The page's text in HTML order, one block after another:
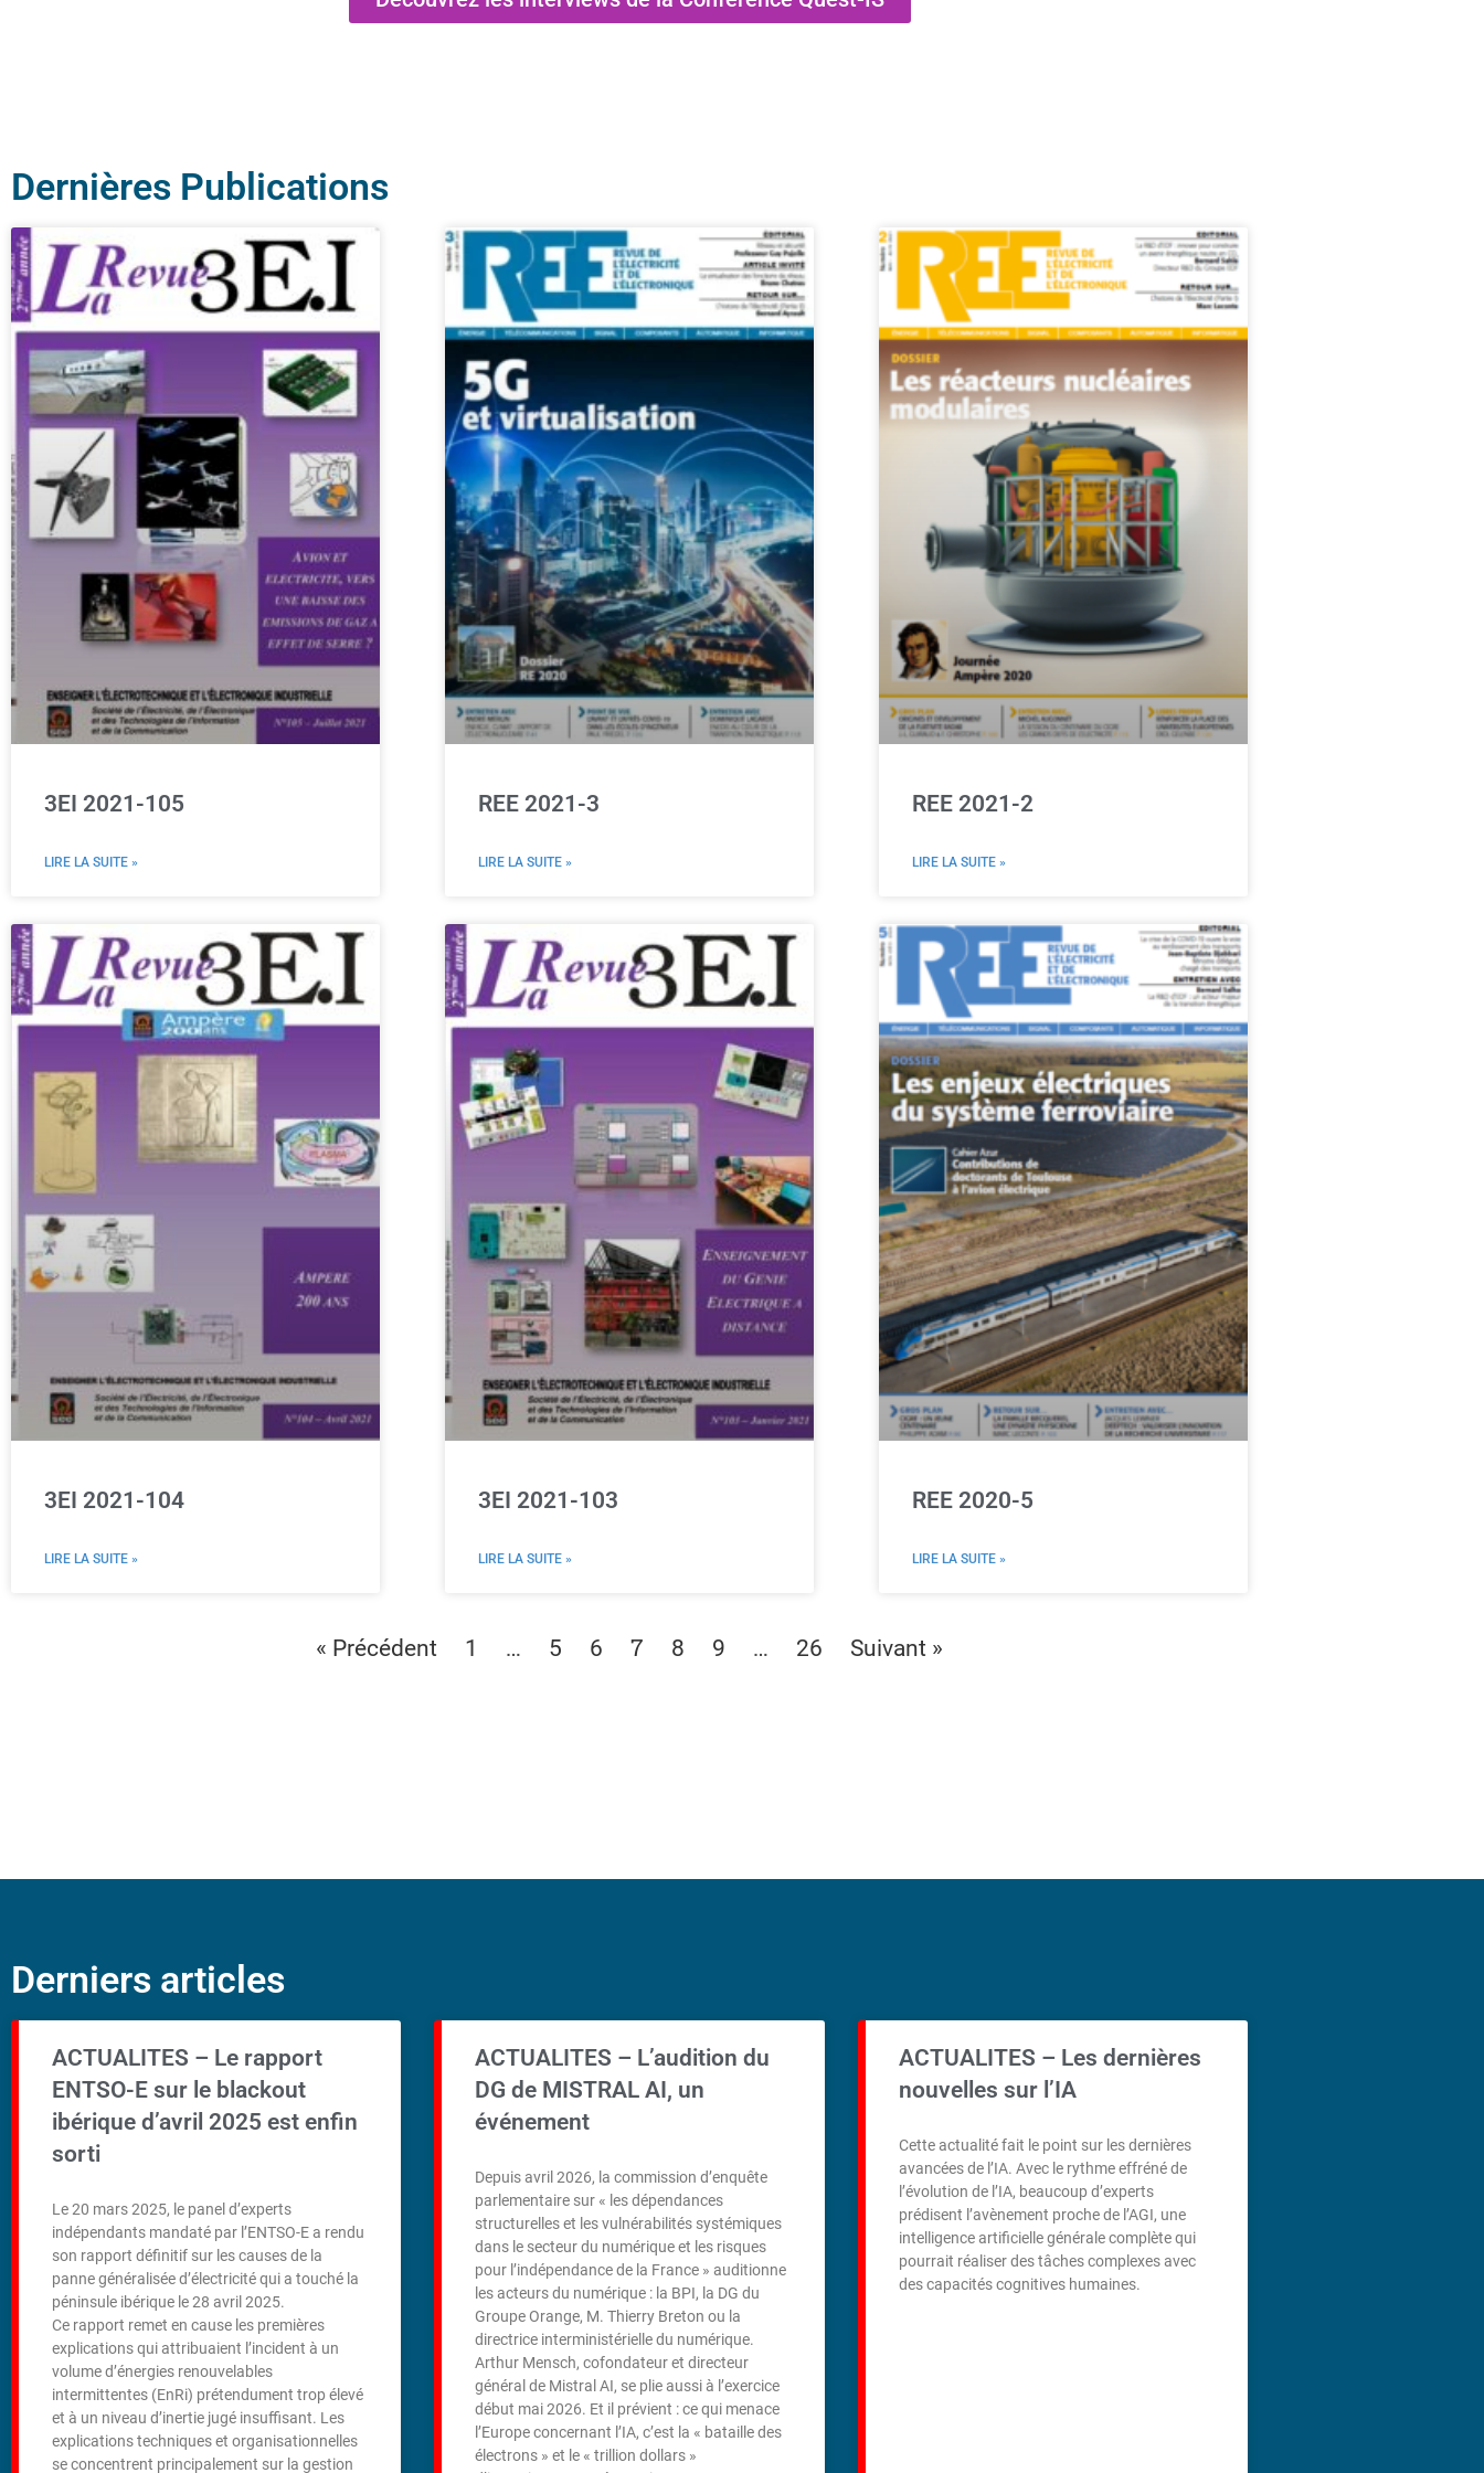
Dernières Publications
3EI 2021-105
LIRE LA SUITE »
REE 2021-3
LIRE LA SUITE »
REE 2021-2
LIRE LA SUITE »
3EI 2021-104
LIRE LA SUITE »
3EI 2021-103
LIRE LA SUITE »
REE 2020-5
LIRE LA SUITE »
« Précédent 1 … 5 6 7 8 9 … 26 Suivant »
Derniers articles
ACTUALITES – Le rapport
ENTSO-E sur le blackout
ibérique d’avril 2025 est enfin
sorti
Le 20 mars 2025, le panel d’experts
indépendants mandaté par l’ENTSO-E a rendu
son rapport définitif sur les causes de la
panne généralisée d’électricité qui a touché la
péninsule ibérique le 28 avril 2025.
Ce rapport remet en cause les premières
explications qui attribuaient l’incident à un
volume d’énergies renouvelables
intermittentes (EnRi) prétendument trop élevé
et à un niveau d’inertie jugé insuffisant. Les
explications techniques et organisationnelles
se concentrent principalement sur la gestion
ACTUALITES – L’audition du
DG de MISTRAL AI, un
événement
Depuis avril 2026, la commission d’enquête
parlementaire sur « les dépendances
structurelles et les vulnérabilités systémiques
dans le secteur du numérique et les risques
pour l’indépendance de la France » auditionne
les acteurs du numérique : la BPI, la DG du
Groupe Orange, M. Thierry Breton ou la
directrice interministérielle du numérique.
Arthur Mensch, cofondateur et directeur
général de Mistral AI, se plie aussi à l’exercice
début mai 2026. Et il prévient : ce qui menace
l’Europe concernant l’IA, c’est la « bataille des
électrons » et le « trillion dollars »
ACTUALITES – Les dernières
nouvelles sur l’IA
Cette actualité fait le point sur les dernières
avancées de l’IA. Avec le rythme effréné de
l’évolution de l’IA, beaucoup d’experts
prédisent l’avènement proche de l’AGI, une
intelligence artificielle générale complète qui
pourrait réaliser des tâches complexes avec
des capacités cognitives humaines.